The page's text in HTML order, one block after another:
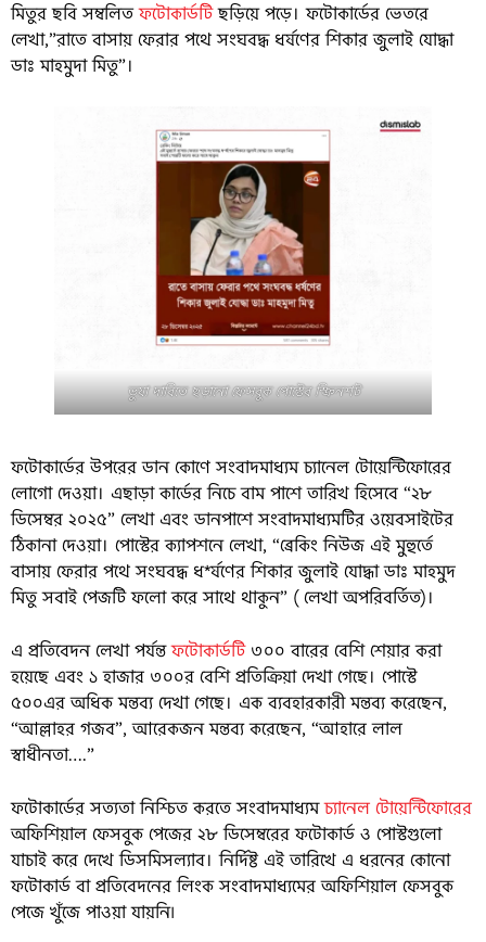
মিতুর ছবি সম্বলিতফটোকার্ডটিছড়িয়ে পড়ে। ফটোকার্ডের ভেতরে
লেখা,”রাতে বাসায় ফেরার পথে সংঘবদ্ধ ধর্ষণের শিকার জুলাই যোদ্ধা
ডাঃ মাহমুদা মিতু”।
ভুয়া দাবিতে ছড়ানো ফেসবুক পোস্টের স্ক্রিনশট
ফটোকার্ডের উপরের ডান কোণে সংবাদমাধ্যম চ্যানেল টোয়েন্টিফোরের
লোগো দেওয়া। এছাড়া কার্ডের নিচে বাম পাশে তারিখ হিসেবে “২৮
ডিসেম্বর ২০২৫” লেখা এবং ডানপাশে সংবাদমাধ্যমটির ওয়েবসাইটের
ঠিকানা দেওয়া। পোস্টের ক্যাপশনে লেখা, “ব্রেকিং নিউজ এই মুহুর্তে
বাসায় ফেরার পথে সংঘবদ্ধ ধ*র্ষণের শিকার জুলাই যোদ্ধা ডাঃ মাহমুদ
মিতু সবাই পেজটি ফলো করে সাথে থাকুন” ( লেখা অপরিবর্তিত)।
এ প্রতিবেদন লেখা পর্যন্তফটোকার্ডটি৩০০ বারের বেশি শেয়ার করা
হয়েছে এবং ১ হাজার ৩০০র বেশি প্রতিক্রিয়া দেখা গেছে। পোস্টে
৫০০এর অধিক মন্তব্য দেখা গেছে। এক ব্যবহারকারী মন্তব্য করেছেন,
“আল্লাহর গজব”, আরেকজন মন্তব্য করেছেন, “আহারে লাল
স্বাধীনতা….”
ফটোকার্ডের সত্যতা নিশ্চিত করতে সংবাদমাধ্যমচ্যানেল টোয়েন্টিফোরের
অফিশিয়াল ফেসবুক পেজের ২৮ ডিসেম্বরের ফটোকার্ড ও পোস্টগুলো
যাচাই করে দেখে ডিসমিসল্যাব। নির্দিষ্ট এই তারিখে এ ধরনের কোনো
ফটোকার্ড বা প্রতিবেদনের লিংক সংবাদমাধ্যমের অফিশিয়াল ফেসবুক
পেজে খুঁজে পাওয়া যায়নি৷